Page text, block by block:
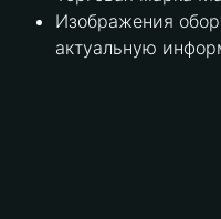
Изображения
актуальную